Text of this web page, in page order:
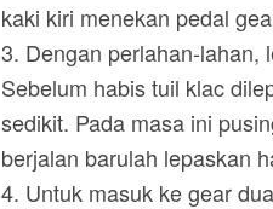
kaki kiri menekan pedal
3. Dengan perlahan-lahan,
Sebelum habis tuil klac
sedikit. Pada masa ini
berjalan barulah lepaskan
4. Untuk masuk ke gear